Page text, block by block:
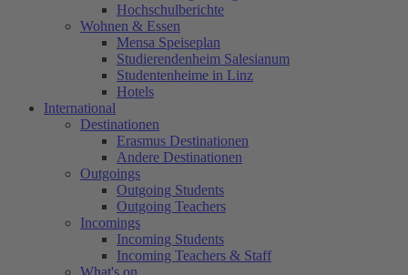
Hochschulberichte
Wohnen & Essen
Mensa Speiseplan
Studierendenheim Salesianum
Studentenheime in Linz
Hotels
International
Destinationen
Erasmus Destinationen
Andere Destinationen
Outgoings
Outgoing Students
Outgoing Teachers
Incomings
Incoming Students
Incoming Teachers & Staff
What's on